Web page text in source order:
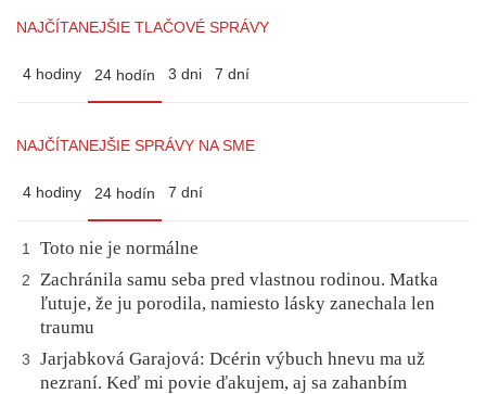
NAJČÍTANEJŠIE TLAČOVÉ SPRÁVY
4 hodiny 24 hodín 3 dni 7 dní
NAJČÍTANEJŠIE SPRÁVY NA SME
4 hodiny 24 hodín 7 dní
1 Toto nie je normálne
2
Zachránila samu seba pred vlastnou rodinou. Matka
ľutuje, že ju porodila, namiesto lásky zanechala len
traumu
3
Jarjabková Garajová: Dcérin výbuch hnevu ma už
nezraní. Keď mi povie ďakujem, aj sa zahanbím